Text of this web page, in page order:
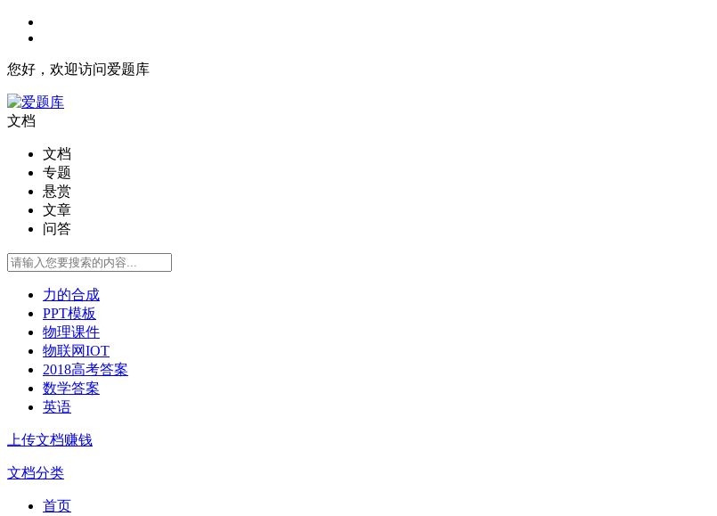
您好，欢迎访问爱题库
文档
文档
专题
悬赏
文章
问答
力的合成
PPT模板
物理课件
物联网IOT
2018高考答案
数学答案
英语
上传文档赚钱
文档分类
首页